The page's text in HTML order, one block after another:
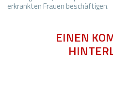
EINEN